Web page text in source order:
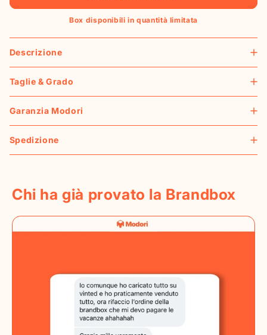
Box disponibili in quantità limitata
Descrizione
Taglie & Grado
Garanzia Modori
Spedizione
Chi ha già provato la Brandbox